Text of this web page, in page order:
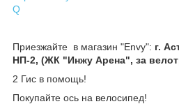
Q
Приезжайте в магазин "Envy": г.
НП-2, (ЖК "Инжу Арена", за
2 Гис в помощь!
Покупайте ось на велосипед!